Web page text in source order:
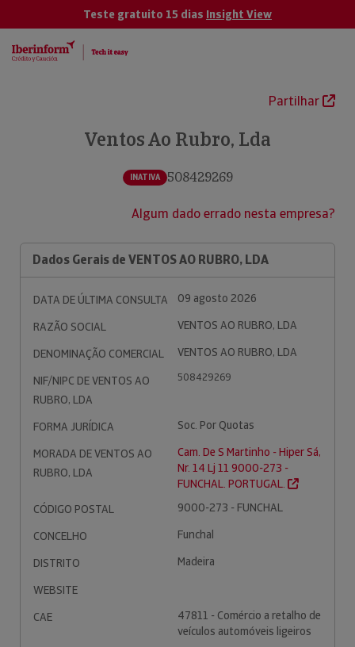
Teste gratuito 15 dias Insight View
Partilhar
Ventos Ao Rubro, Lda
INATIVA 508429269
Algum dado errado nesta empresa?
Dados Gerais de VENTOS AO RUBRO, LDA
DATA DE ÚLTIMA CONSULTA
09 agosto 2026
RAZÃO SOCIAL
VENTOS AO RUBRO, LDA
DENOMINAÇÃO COMERCIAL
VENTOS AO RUBRO, LDA
NIF/NIPC DE VENTOS AO
RUBRO, LDA
508429269
FORMA JURÍDICA
Soc. Por Quotas
MORADA DE VENTOS AO
RUBRO, LDA
Cam. De S Martinho - Hiper Sá,
Nr. 14 Lj 11 9000-273 -
FUNCHAL. PORTUGAL.
CÓDIGO POSTAL
9000-273 - FUNCHAL
CONCELHO
Funchal
DISTRITO
Madeira
WEBSITE
CAE
47811 - Comércio a retalho de
veículos automóveis ligeiros